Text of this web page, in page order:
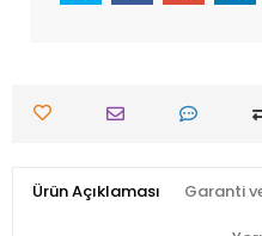
Ürün Açıklaması Garanti